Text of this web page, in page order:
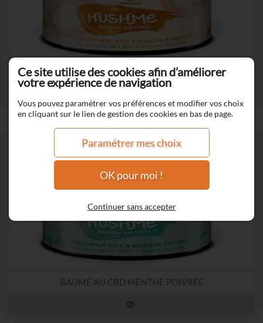
BAUME AU CBD NATURE
BAUME AU CBD MENTHE POIVRÉE
Ce site utilise des cookies afin d’améliorer
votre expérience de navigation
Vous pouvez paramétrer vos préférences et modifier vos choix
en cliquant sur le lien de gestion des cookies en bas de page.
Paramétrer mes choix
OK pour moi !
Continuer sans accepter